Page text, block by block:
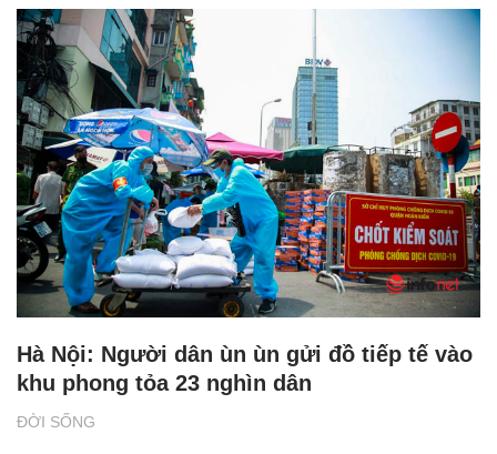
ĐỜI SỐNG
Hà Nội: Người dân ùn ùn gửi đồ tiếp tế vào
khu phong tỏa 23 nghìn dân